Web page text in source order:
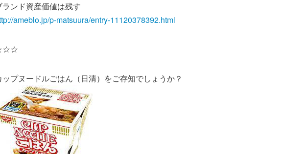
ランド資産価値は残す
ameblo.jp/p-matsuura/entry-11120378392.html
ップヌードルごはん（日清）をご存知でしょうか？